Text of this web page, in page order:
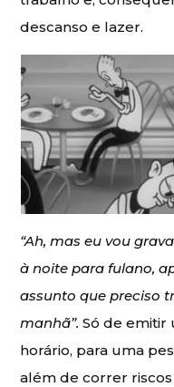
descanso e lazer.
“Ah, mas eu vou
à noite para fulano,
assunto que preciso
manhã”.Só de emitir
horário, para uma
além de correr